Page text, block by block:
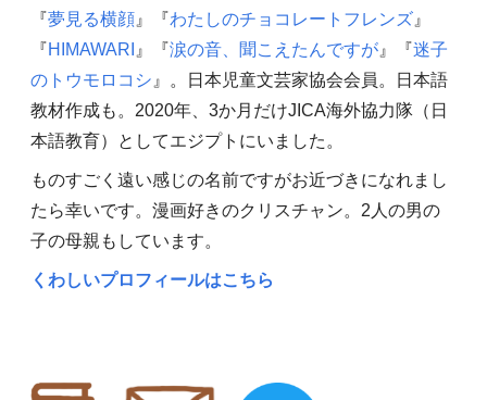
『夢見る横顔』『わたしのチョコレートフレンズ』
『HIMAWARI 』『涙の音、聞こえたんですが』『迷子
のトウモロコシ 』。日本児童文芸家協会会員。日本語
教材作成も。2020年、3か月だけJICA海外協力隊（日
本語教育）としてエジプトにいました。
ものすごく遠い感じの名前ですがお近づきになれまし
たら幸いです。漫画好きのクリスチャン。2人の男の
子の母親もしています。
くわしいプロフィールはこちら